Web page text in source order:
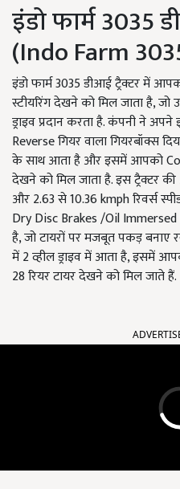
इंडो फार्म 3035
(Indo Farm
इंडो फार्म 3035 डीआई ट्रैक्टर में
स्टीयरिंग देखने को मिल जाता है, जो
ड्राइव प्रदान करता है. कंपनी ने
Reverse गियर वाला गियरबॉक्स
के साथ आता है और इसमें आपको
देखने को मिल जाता है. इस ट्रैक्टर
और 2.63 से 10.36 kmph रिवर्स
Dry Disc Brakes /Oil
है, जो टायरों पर मजबूत पकड़ बनाए
में 2 व्हील ड्राइव में आता है, इसमें
28 रियर टायर देखने को मिल जाते हैं.